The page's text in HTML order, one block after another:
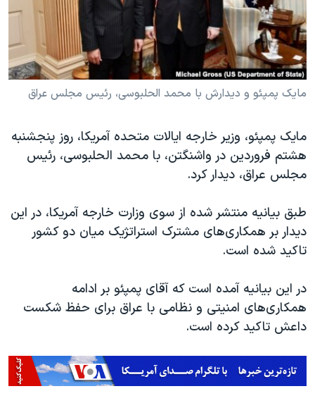
فرهنگ و زندگی
حقوق شهروندی
اقتصادی
علم و فناوری
گالری عکس
آرشیو پخش زنده
مستندها
انتخابات ریاست جمهوری آمریکا ۲۰۲۴
حمله جمهوری اسلامی به اسرائیل
رمز مهسا
اعتراضات زن، زندگی، آزادی
مجموعه مستندهای دادخواهی
دادگاه حمید نوری
چهل سال گروگان‌گیری
اعتراضات مردمی آبان ۹۸
اسرائیل در جنگ
همایش محافظه‌کاران آمریکا «سی‌پک»
دنبال کنید
مایک پمپئو و دیدارش با محمد الحلبوسی، رئیس مجلس عراق
مایک پمپئو، وزیر خارجه ایالات متحده آمریکا، روز پنجشنبه
هشتم فروردین در واشنگتن، با محمد الحلبوسی، رئیس
مجلس عراق، دیدار کرد.
طبق بیانیه منتشر شده از سوی وزارت خارجه آمریکا، در این
دیدار بر همکاری‌های مشترک استراتژیک میان دو کشور
تاکید شده است.
در این بیانیه آمده است که آقای پمپئو بر ادامه
همکاری‌های امنیتی و نظامی با عراق برای حفظ شکست
داعش تاکید کرده است.